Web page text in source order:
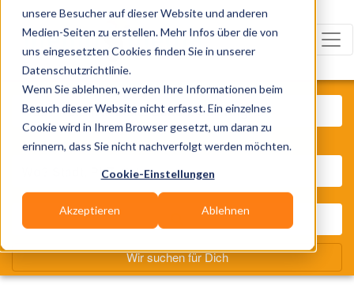
unsere Besucher auf dieser Website und anderen
Medien-Seiten zu erstellen. Mehr Infos über die von
uns eingesetzten Cookies finden Sie in unserer
Datenschutzrichtlinie.
Wenn Sie ablehnen, werden Ihre Informationen beim
Besuch dieser Website nicht erfasst. Ein einzelnes
Cookie wird in Ihrem Browser gesetzt, um daran zu
erinnern, dass Sie nicht nachverfolgt werden möchten.
Cookie-Einstellungen
Akzeptieren Ablehnen
Was? Künstler, Zelte, Bands,
Wo? Stadt, PLZ, Ort
Wir suchen für Dich